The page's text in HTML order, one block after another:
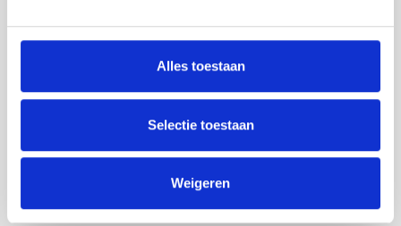
Alles toestaan
Selectie toestaan
Weigeren
Wij zijn Methorst Afbouw: een hecht team
bij afbouw komt kijken. We houden van
kwaliteit en mooi werk, maar ook van netjes
werken. Dat begint bij op tijd komen en
afspraken nakomen en eindigt pas als jij echt